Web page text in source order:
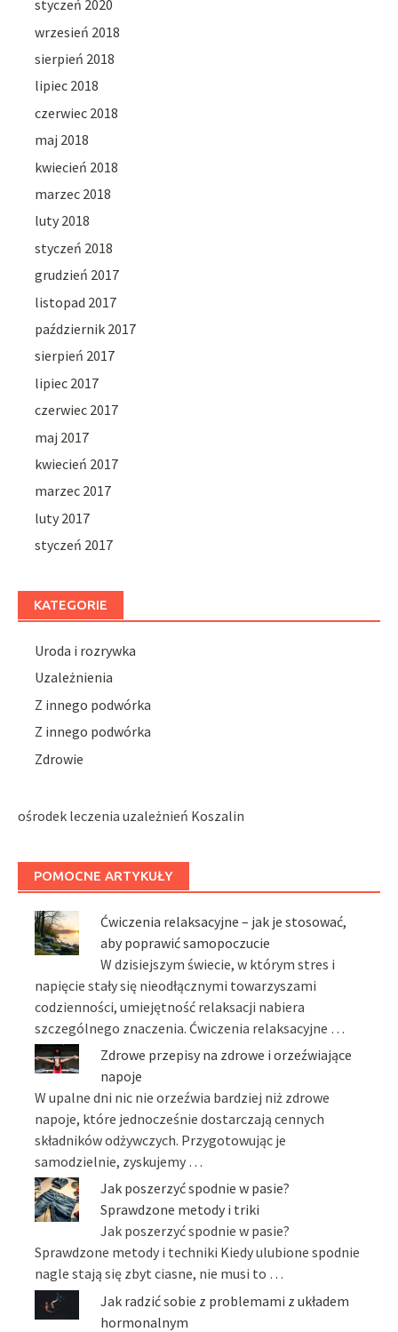
styczeń 2020
wrzesień 2018
sierpień 2018
lipiec 2018
czerwiec 2018
maj 2018
kwiecień 2018
marzec 2018
luty 2018
styczeń 2018
grudzień 2017
listopad 2017
październik 2017
sierpień 2017
lipiec 2017
czerwiec 2017
maj 2017
kwiecień 2017
marzec 2017
luty 2017
styczeń 2017
KATEGORIE
Uroda i rozrywka
Uzależnienia
Z innego podwórka
Z innego podwórka
Zdrowie
ośrodek leczenia uzależnień Koszalin
POMOCNE ARTYKUŁY
Ćwiczenia relaksacyjne – jak je stosować,
aby poprawić samopoczucie
W dzisiejszym świecie, w którym stres i
napięcie stały się nieodłącznymi towarzyszami
codzienności, umiejętność relaksacji nabiera
szczególnego znaczenia. Ćwiczenia relaksacyjne …
Zdrowe przepisy na zdrowe i orzeźwiające
napoje
W upalne dni nic nie orzeźwia bardziej niż zdrowe
napoje, które jednocześnie dostarczają cennych
składników odżywczych. Przygotowując je
samodzielnie, zyskujemy …
Jak poszerzyć spodnie w pasie?
Sprawdzone metody i triki
Jak poszerzyć spodnie w pasie?
Sprawdzone metody i techniki Kiedy ulubione spodnie
nagle stają się zbyt ciasne, nie musi to …
Jak radzić sobie z problemami z układem
hormonalnym